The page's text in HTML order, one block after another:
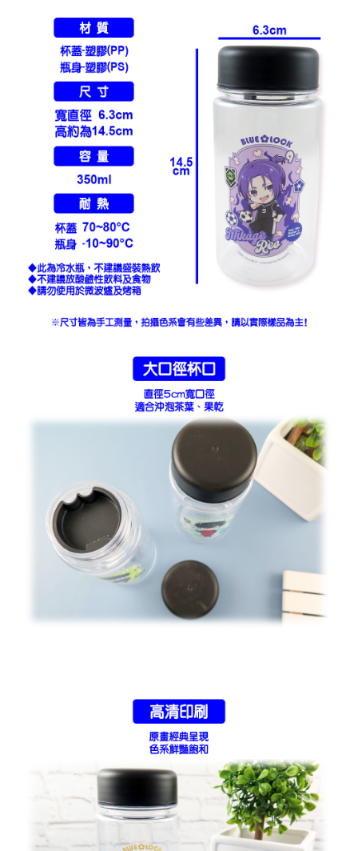
請求用戶進行身份認證。
５．嚴禁一人註冊多個帳號或使用他人資訊註冊。若發現惡意使用之情形，
恩沛科技股份有限公司將有權停止該用戶之使用額度並採取法律行動。